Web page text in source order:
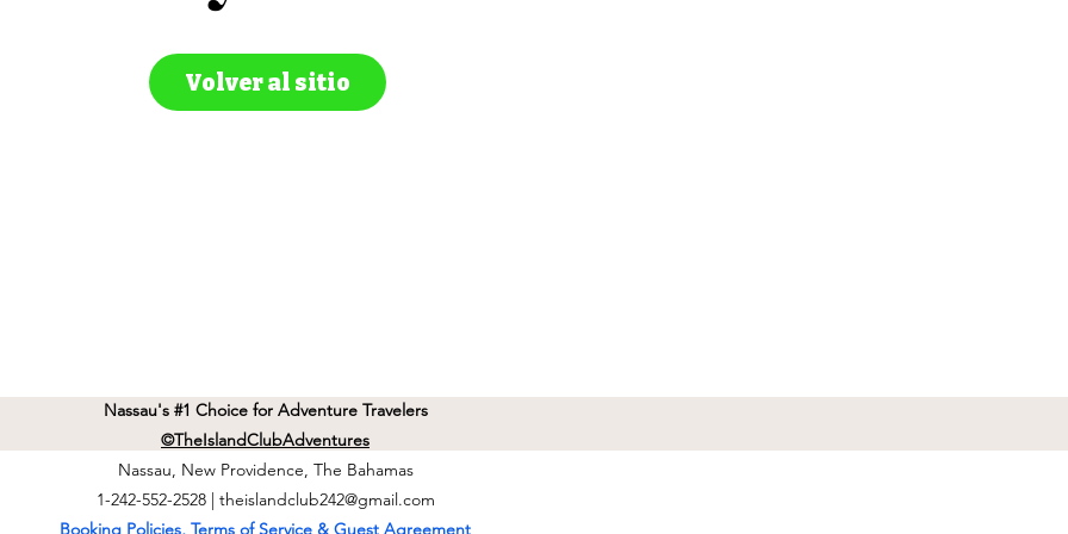
Volver al sitio
Nassau's #1 Choice for Adventure Travelers
©TheIslandClubAdventures
Nassau, New Providence, The Bahamas
1-242-552-2528 | theislandclub242@gmail.com
Booking Policies, Terms of Service & Guest Agreement